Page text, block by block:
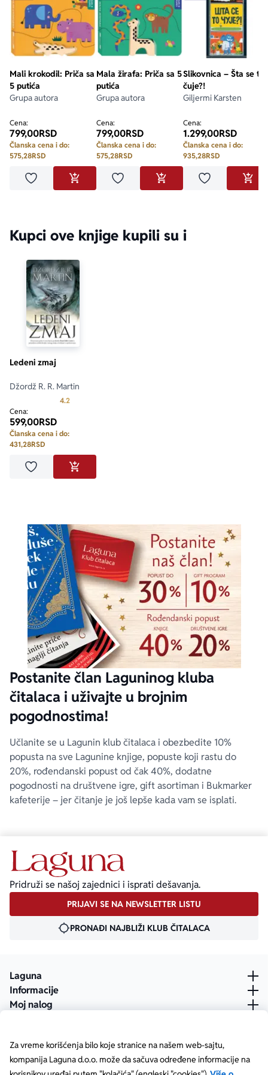
Za vreme korišćenja bilo koje stranice na našem web-sajtu,
kompanija Laguna d.o.o. može da sačuva određene informacije na
Mali krokodil: Priča sa
5 putića
Grupa autora
Cena:
799,00RSD
Članska cena i do:
575,28RSD
Dodaj u omiljeneDODAJ U KORPU
Mala žirafa: Priča sa 5
putića
Grupa autora
Cena:
799,00RSD
Članska cena i do:
575,28RSD
Dodaj u omiljeneDODAJ U KORPU
Slikovnica – Šta se to
čuje?!
Giljermi Karsten
Cena:
1.299,00RSD
Članska cena i do:
935,28RSD
Dodaj u
Kupci ove knjige kupili su i
Ledeni zmaj
Džordž R. R. Martin
4.2Prosecna ocena je 4.2 od 5
Cena:
599,00RSD
Članska cena i do:
431,28RSD
Dodaj u omiljeneDODAJ U KORPU
Postanite član Laguninog kluba
čitalaca i uživajte u brojnim
pogodnostima!
Učlanite se u Lagunin klub čitalaca i obezbedite 10%
popusta na sve Lagunine knjige, popuste koji rastu do
20%, rođendanski popust od čak 40%, dodatne
pogodnosti na društvene igre, gift asortiman i Bukmarker
kafeterije – jer čitanje je još lepše kada vam se isplati.
Pridruži se našoj zajednici i isprati dešavanja.
PRIJAVI SE NA NEWSLETTER LISTU
PRONAĐI NAJBLIŽI KLUB ČITALACA
Laguna
Informacije
Moj nalog